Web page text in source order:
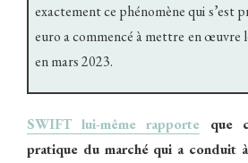
exactement ce phénomène qui s’est
euro a commencé à mettre en œuvre
en mars 2023.
SWIFT lui-même rapporte que
pratique du marché qui a conduit